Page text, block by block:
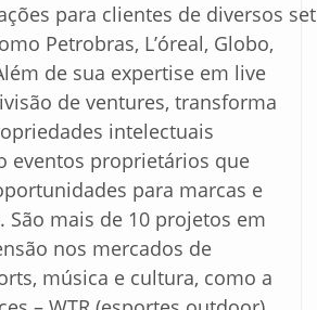
para clientes de diversos
Petrobras, L’óreal, Globo,
de sua expertise em live
de ventures, transforma
intelectuais
eventos proprietários que
para marcas e
São mais de 10 projetos em
nos mercados de
música e cultura, como a